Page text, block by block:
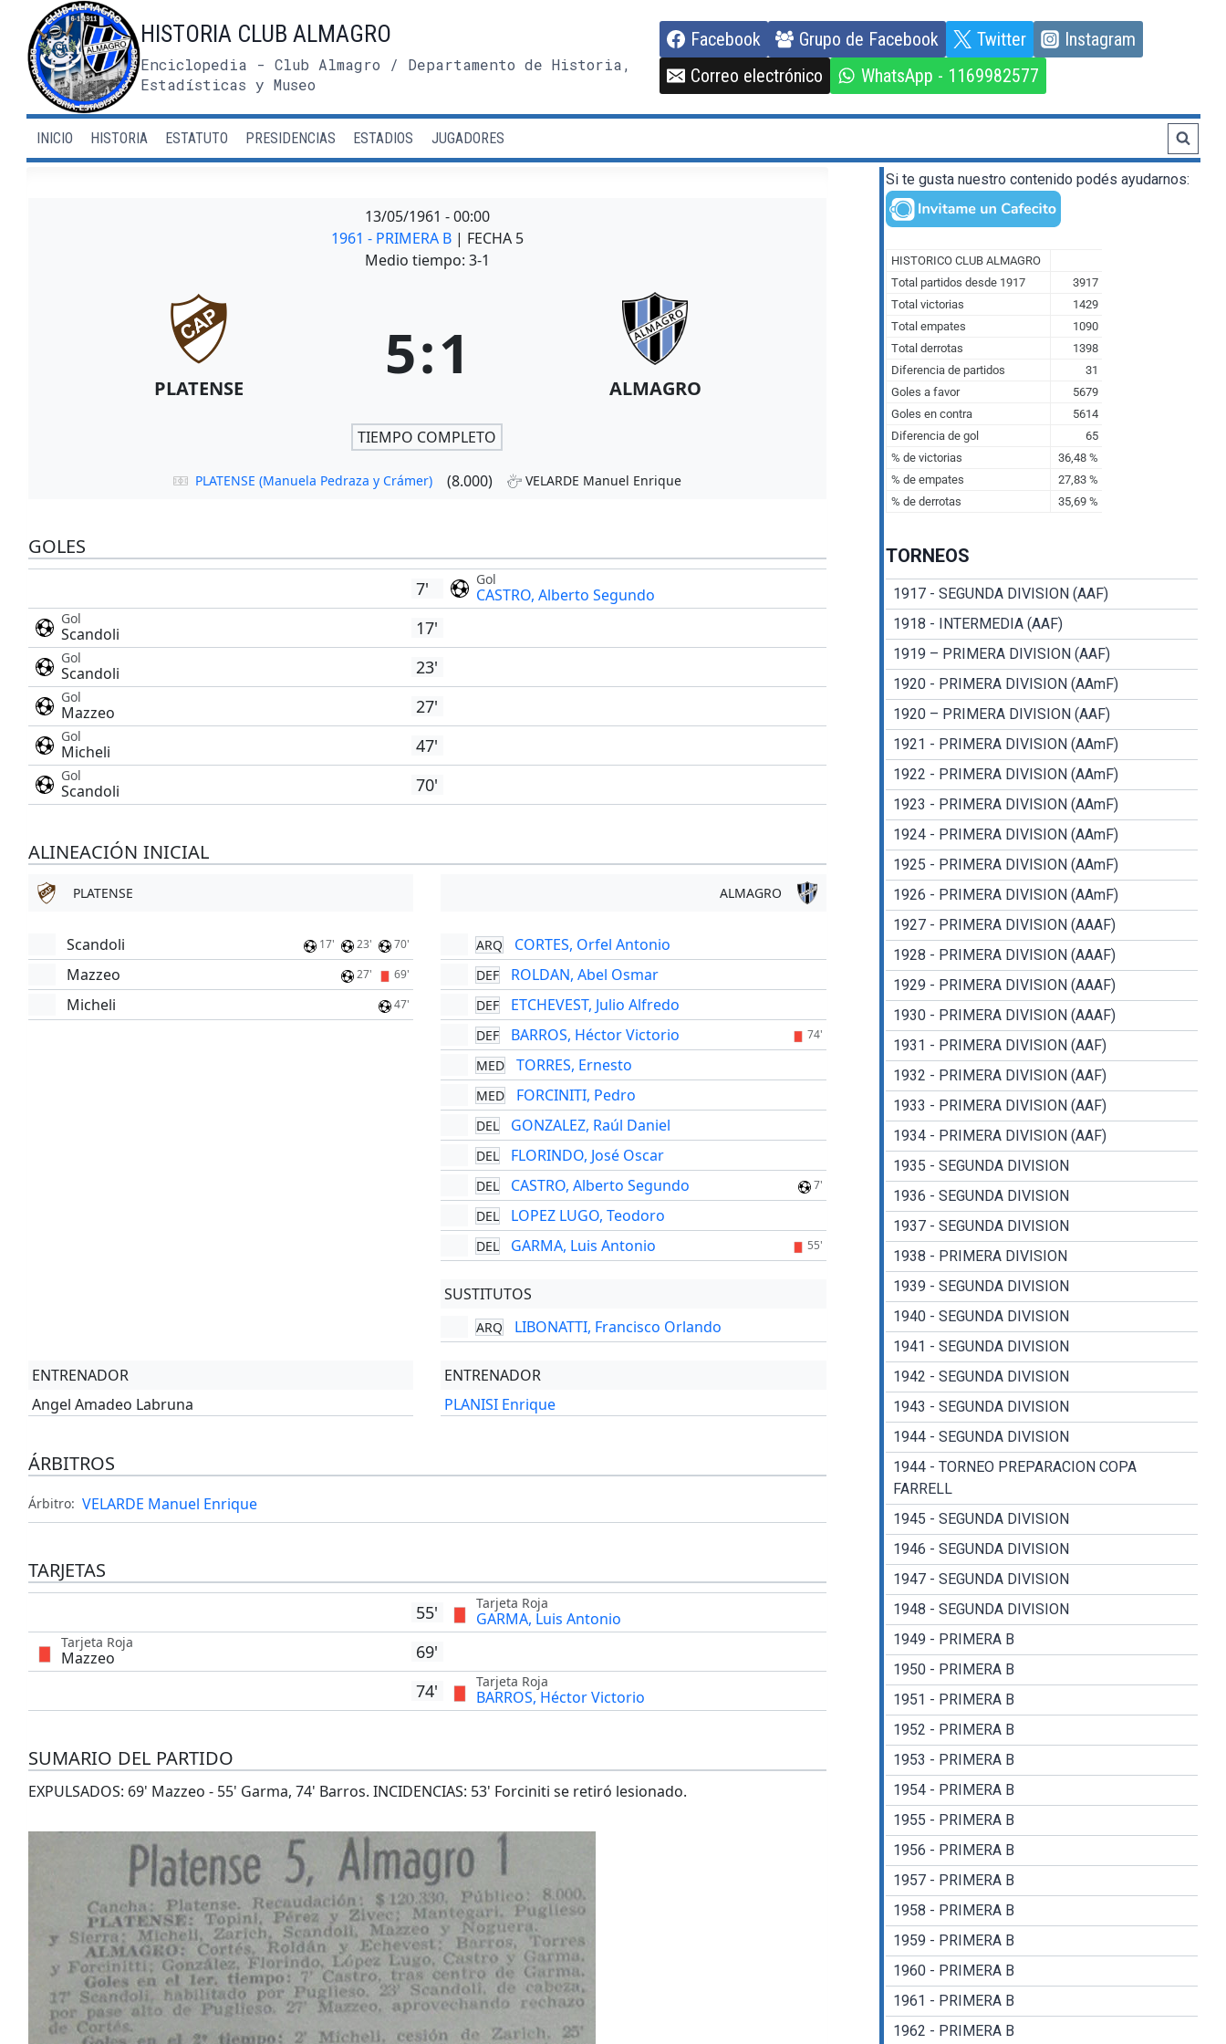
contenido
HISTORIA CLUB ALMAGRO
Enciclopedia - Club Almagro / Departamento de Historia,
Estadísticas y Museo
Facebook Grupo de Facebook Twitter
Instagram
Correo electrónico
WhatsApp - 1169982577
INICIO HISTORIA ESTATUTO PRESIDENCIAS ESTADIOS JUGADORES
13/05/1961 -00:00
1961 - PRIMERA B | FECHA 5
Medio tiempo: 3-1
PLATENSE 5:1 ALMAGRO
TIEMPO COMPLETO
PLATENSE (Manuela Pedraza y Crámer) (8.000) VELARDE Manuel Enrique
GOLES
7' Gol
CASTRO, Alberto Segundo
Gol
Scandoli 17'
Gol
Scandoli 23'
Gol
Mazzeo 27'
Gol
Micheli 47'
Gol
Scandoli 70'
ALINEACIÓN INICIAL
PLATENSE
Scandoli 17' 23' 70'
Mazzeo 27' 69'
Micheli 47'
ENTRENADOR
Angel Amadeo Labruna
ALMAGRO
ARQ CORTES, Orfel Antonio
DEF ROLDAN, Abel Osmar
DEF ETCHEVEST, Julio Alfredo
DEF BARROS, Héctor Victorio 74'
MED TORRES, Ernesto
MED FORCINITI, Pedro
DEL GONZALEZ, Raúl Daniel
DEL FLORINDO, José Oscar
DEL CASTRO, Alberto Segundo 7'
DEL LOPEZ LUGO, Teodoro
DEL GARMA, Luis Antonio 55'
SUSTITUTOS
ARQ LIBONATTI, Francisco Orlando
ENTRENADOR
PLANISI Enrique
ÁRBITROS
Árbitro: VELARDE Manuel Enrique
TARJETAS
55' Tarjeta Roja
GARMA, Luis Antonio
Tarjeta Roja
Mazzeo
69'
74'
Tarjeta Roja
BARROS, Héctor Victorio
SUMARIO DEL PARTIDO
EXPULSADOS: 69' Mazzeo - 55' Garma, 74' Barros. INCIDENCIAS: 53' Forciniti se retiró lesionado.
Si te gusta nuestro contenido podés ayudarnos:
TORNEOS
1917 - SEGUNDA DIVISION (AAF)
1918 - INTERMEDIA (AAF)
1919 – PRIMERA DIVISION (AAF)
1920 - PRIMERA DIVISION (AAmF)
1920 – PRIMERA DIVISION (AAF)
1921 - PRIMERA DIVISION (AAmF)
1922 - PRIMERA DIVISION (AAmF)
1923 - PRIMERA DIVISION (AAmF)
1924 - PRIMERA DIVISION (AAmF)
1925 - PRIMERA DIVISION (AAmF)
1926 - PRIMERA DIVISION (AAmF)
1927 - PRIMERA DIVISION (AAAF)
1928 - PRIMERA DIVISION (AAAF)
1929 - PRIMERA DIVISION (AAAF)
1930 - PRIMERA DIVISION (AAAF)
1931 - PRIMERA DIVISION (AAF)
1932 - PRIMERA DIVISION (AAF)
1933 - PRIMERA DIVISION (AAF)
1934 - PRIMERA DIVISION (AAF)
1935 - SEGUNDA DIVISION
1936 - SEGUNDA DIVISION
1937 - SEGUNDA DIVISION
1938 - PRIMERA DIVISION
1939 - SEGUNDA DIVISION
1940 - SEGUNDA DIVISION
1941 - SEGUNDA DIVISION
1942 - SEGUNDA DIVISION
1943 - SEGUNDA DIVISION
1944 - SEGUNDA DIVISION
1944 - TORNEO PREPARACION COPA
FARRELL
1945 - SEGUNDA DIVISION
1946 - SEGUNDA DIVISION
1947 - SEGUNDA DIVISION
1948 - SEGUNDA DIVISION
1949 - PRIMERA B
1950 - PRIMERA B
1951 - PRIMERA B
1952 - PRIMERA B
1953 - PRIMERA B
1954 - PRIMERA B
1955 - PRIMERA B
1956 - PRIMERA B
1957 - PRIMERA B
1958 - PRIMERA B
1959 - PRIMERA B
1960 - PRIMERA B
1961 - PRIMERA B
1962 - PRIMERA B